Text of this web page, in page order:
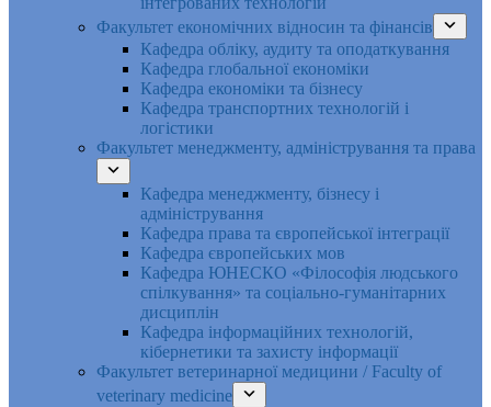
Факультет економічних відносин та фінансів
Кафедра обліку, аудиту та оподаткування
Кафедра глобальної економіки
Кафедра економіки та бізнесу
Кафедра транспортних технологій і
логістики
Факультет менеджменту, адміністрування та права
Кафедра менеджменту, бізнесу і
адміністрування
Кафедра права та європейської інтеграції
Кафедра європейських мов
Кафедра ЮНЕСКО «Філософія людського
спілкування» та соціально-гуманітарних
дисциплін
Кафедра інформаційних технологій,
кібернетики та захисту інформації
Факультет ветеринарної медицини / Faculty of
veterinary medicine